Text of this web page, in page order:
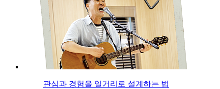
관심과 경험을 일거리로 설계하는 법